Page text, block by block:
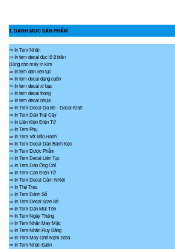
1. DANH MỤC SẢN PHẨM
⇒ In Tem Nhãn
⇒ In tem decal đục lỗ 2 biên
Dùng cho máy in kim
⇒ In tem dán liên tục
⇒ In tem decal dạng cuốn
⇒ In tem decal xi bạc
⇒ In tem decal trong
⇒ In tem decal nhựa
⇒ In Tem Decal Da Bò - Dacal Kraft
⇒ In Tem Dán Trái Cây
⇒ In Liên Kiện Điện Tử
⇒ In Tem Phụ
⇒ In Tem Vỡ Bảo Hành
⇒ In Tem Decal Dán Bánh Kẹo
⇒ In Tem Dược Phẩm
⇒ In Tem Decal Liên Tục
⇒ In Tem Dán Ống Chỉ
⇒ In Tem Cân Điện Tử
⇒ In Tem Decal Cảm Nhiệt
⇒ In Thẻ Treo
⇒ In Tem Đánh Số
⇒ In Tem Decal Size Số
⇒ In Tem Dán Mũi Tên
⇒ In Tem Ngày Tháng
⇒ In Tem Nhãn May Mặc
⇒ In Tem Nhãn Ruy Băng
⇒ In Tem May Ghế Nệm Sofa
⇒ In Tem Nhãn Satin